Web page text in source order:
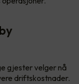
gjester velger nå
driftskostnader.